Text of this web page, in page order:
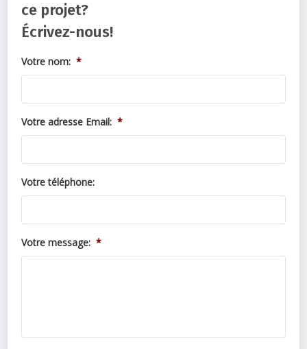
ce projet?
Écrivez-nous!
Votre nom: *
Votre adresse Email: *
Votre téléphone:
Votre message: *